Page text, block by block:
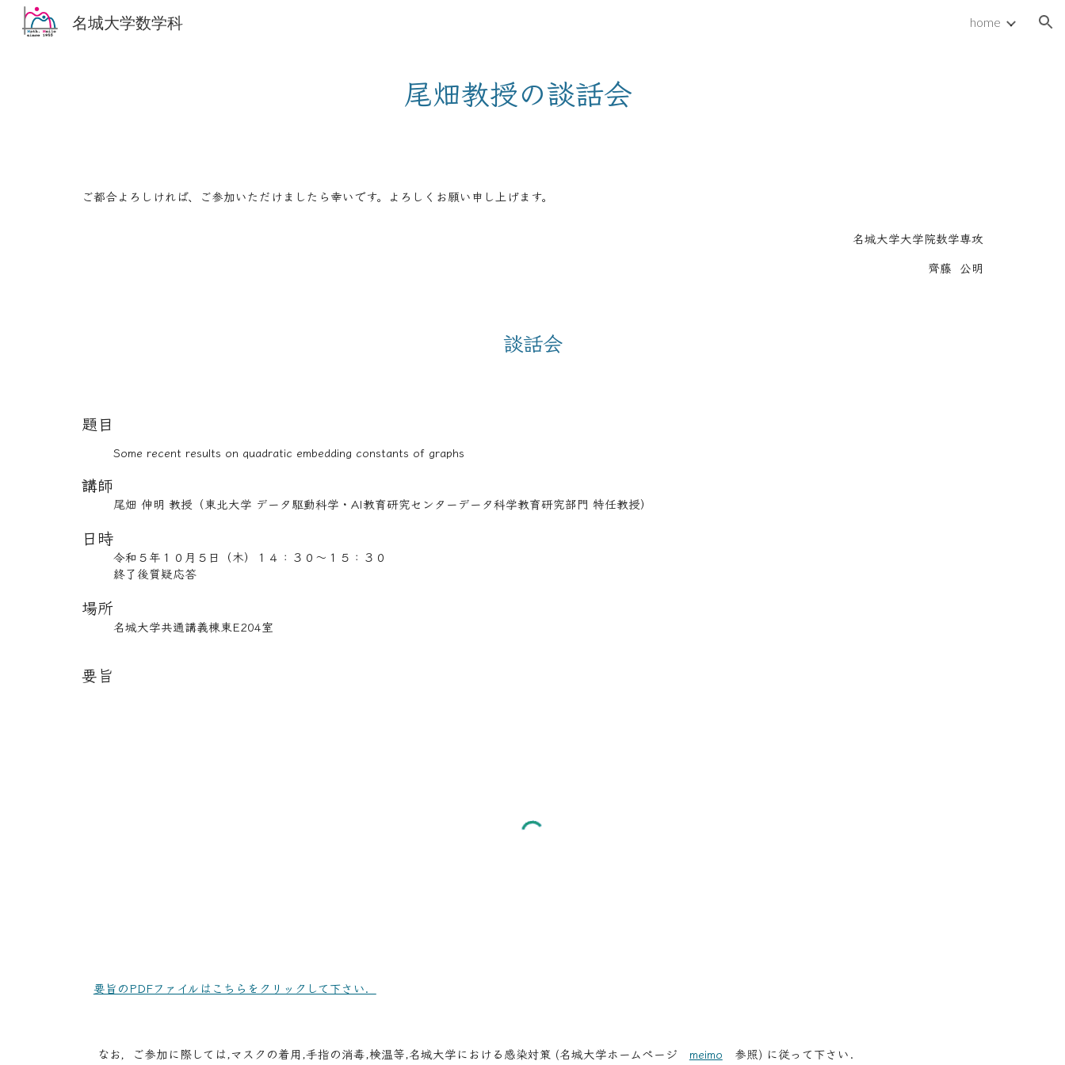
名城大学数学科 home
尾畑教授の談話会
ご都合よろしければ、ご参加いただけましたら幸いです。よろしくお願い申し上げます。
名城大学大学院数学専攻
齊藤 公明
談話会
題目
Some recent results on quadratic embedding constants of graphs
講師
尾畑 伸明 教授（東北大学 データ駆動科学・AI教育研究センターデータ科学教育研究部門 特任教授）
日時
令和５年１０月５日（木）１４：３０～１５：３０
終了後質疑応答
場所
名城大学共通講義棟東E204室
要旨
要旨のPDFファイルはこちらをクリックして下さい．
なお，ご参加に際しては,マスクの着用,手指の消毒,検温等,名城大学における感染対策 (名城大学ホームページ meimo 参照) に従って下さい.